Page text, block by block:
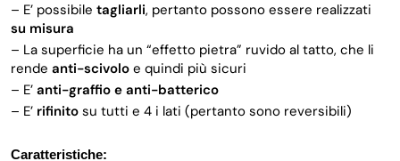
– E’ possibile tagliarli, pertanto possono essere realizzati
su misura
– La superficie ha un “effetto pietra” ruvido al tatto, che li
rende anti-scivolo e quindi più sicuri
– E’ anti-graffio e anti-batterico
– E’ rifinito su tutti e 4 i lati (pertanto sono reversibili)
Caratteristiche: